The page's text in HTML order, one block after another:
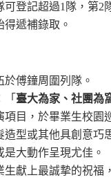
可登記超過1 隊，第2
得遞補錄取。
於傅鐘周圍列隊。
「 臺大為家、社團為
項目，於畢業生校園
造型或其他具創意巧
是大動作呈現尤佳。
生獻上最誠摯的祝福